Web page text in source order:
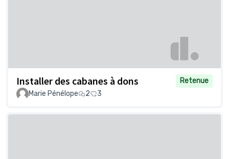
Installer des cabanes à dons
Retenue
Marie Pénélope
2 3